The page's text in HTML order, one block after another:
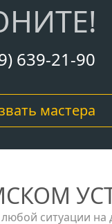
639-21-90
мастера
ситуации на